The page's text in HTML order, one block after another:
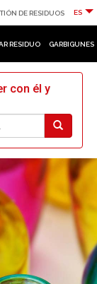
DE RESIDUOS ES
RESIDUO GARBIGUNES
con él y